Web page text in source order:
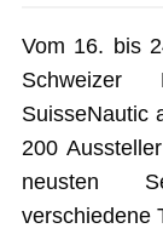
Vom 16. bis
Schweizer
SuisseNautic
200
neusten
verschiedene